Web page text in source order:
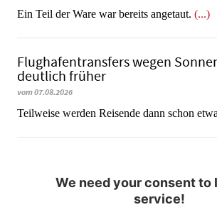
​​​​​​​Ein Teil der Ware war bereits angetaut. (...)
Flughafentransfers wegen
deutlich früher
vom 07.08.2026
Teilweise werden Reisende dann schon
We need your consent to
service!